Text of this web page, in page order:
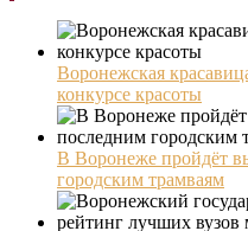
Воронежская
конкурсе красоты
В Воронеже пройдёт
городским трамваям